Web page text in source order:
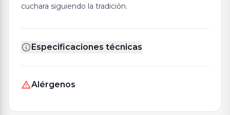
cuchara siguiendo la tradición.
Especificaciones técnicas
Alérgenos